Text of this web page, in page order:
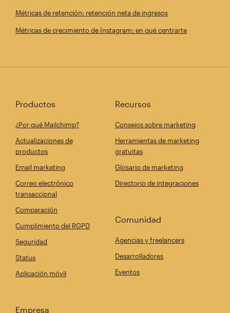
Métricas de retención: retención neta de ingresos
Métricas de crecimiento de Instagram: en qué centrarte
Productos
¿Por qué Mailchimp?
Actualizaciones de
productos
Email marketing
Correo electrónico
transaccional
Comparación
Cumplimiento del RGPD
Seguridad
Status
Aplicación móvil
Recursos
Consejos sobre marketing
Herramientas de marketing
gratuitas
Glosario de marketing
Directorio de integraciones
Comunidad
Agencias y freelancers
Desarrolladores
Eventos
Empresa